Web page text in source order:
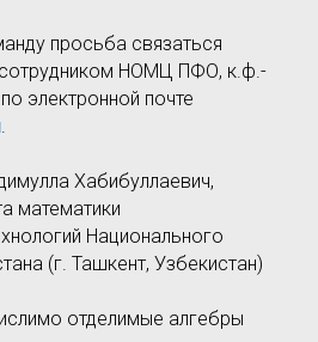
просьба связаться
НОМЦ ПФО, к.ф.-
электронной почте
.
Хабибуллаевич,
математики
Национального
(г. Ташкент, Узбекистан)
отделимые алгебры